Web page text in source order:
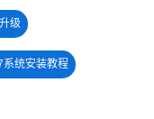
级
系统安装教程